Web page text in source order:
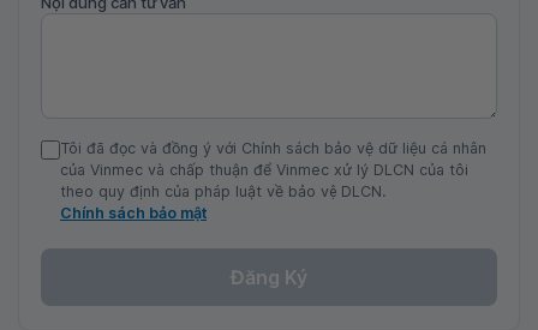
Tôi đã đọc và đồng ý với Chính sách bảo vệ dữ liệu cá nhân
của Vinmec và chấp thuận để Vinmec xử lý DLCN của tôi
theo quy định của pháp luật về bảo vệ DLCN.
Chính sách bảo mật
Đăng Ký